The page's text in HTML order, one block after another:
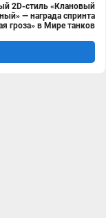
2D-стиль «Клановый
— награда спринта
гроза» в Мире танков